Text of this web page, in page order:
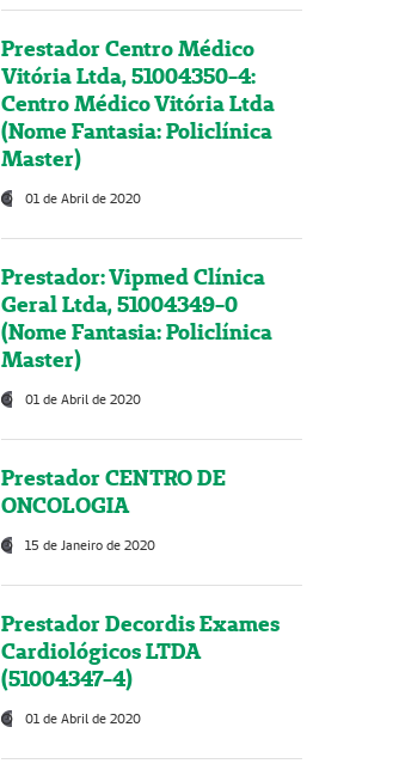
Prestador Centro Médico
Vitória Ltda, 51004350-4:
Centro Médico Vitória Ltda
(Nome Fantasia: Policlínica
Master)
01 de Abril de 2020
Prestador: Vipmed Clínica
Geral Ltda, 51004349-0
(Nome Fantasia: Policlínica
Master)
01 de Abril de 2020
Prestador CENTRO DE
ONCOLOGIA
15 de Janeiro de 2020
Prestador Decordis Exames
Cardiológicos LTDA
(51004347-4)
01 de Abril de 2020